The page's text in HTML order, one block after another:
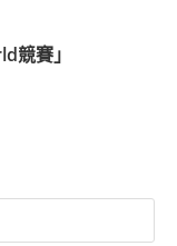
競賽」